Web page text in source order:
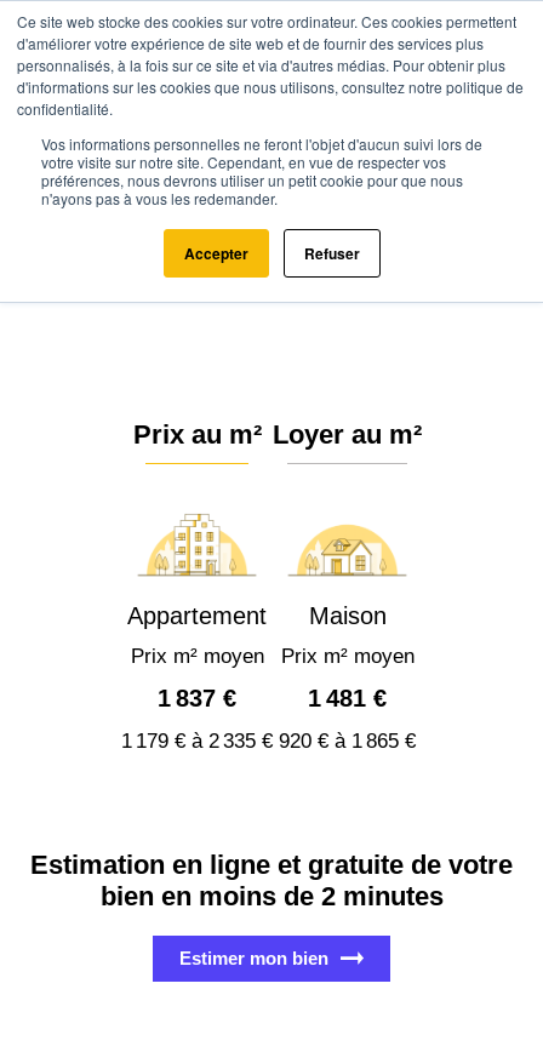
Ce site web stocke des cookies sur votre ordinateur. Ces cookies permettent
d'améliorer votre expérience de site web et de fournir des services plus
personnalisés, à la fois sur ce site et via d'autres médias. Pour obtenir plus
d'informations sur les cookies que nous utilisons, consultez notre politique de
confidentialité.
Vos informations personnelles ne feront l'objet d'aucun suivi lors de
votre visite sur notre site. Cependant, en vue de respecter vos
préférences, nous devrons utiliser un petit cookie pour que nous
n'ayons pas à vous les redemander.
Accepter Refuser
Agence.immo Prix immobilier Occitanie Aveyron
Centrès (12120)
Estimation immobilière à Centrès
: Prix m² 2026
Prix au m²
Appartement
Prix m² moyen
1 837 €
1 179 € à 2 335 €
Loyer au m²
Maison
Prix m² moyen
1 481 €
920 € à 1 865 €
Estimation en ligne et gratuite de votre
bien en moins de 2 minutes
Estimer mon bien